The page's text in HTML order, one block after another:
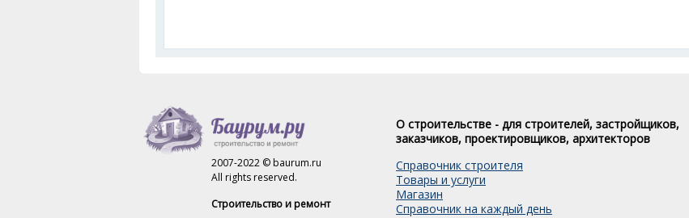
2007-2022 © baurum.ru
All rights reserved.
Строительство и ремонт
О строительстве - для строителей, застройщиков,
заказчиков, проектировщиков, архитекторов
Справочник строителя
Товары и услуги
Магазин
Справочник на каждый день